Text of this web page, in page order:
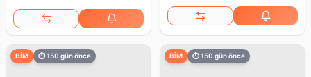
BİM ⏱150 gün önce BİM ⏱150 gün önce